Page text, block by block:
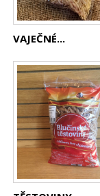
VAJEČNÉ...